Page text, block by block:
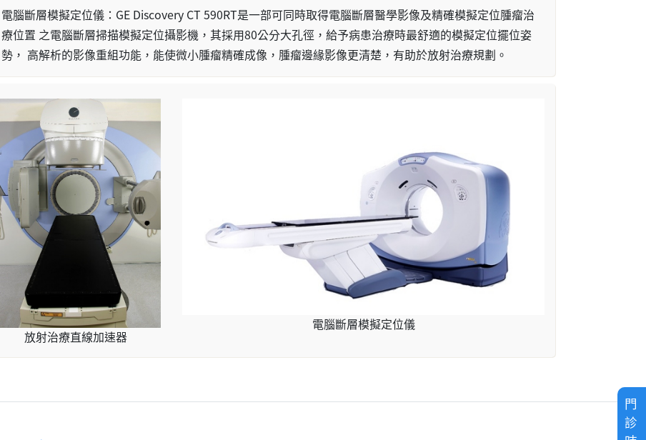
電腦斷層模擬定位儀：GE Discovery CT 590RT是一部可同時取得電腦斷層醫學影像及精確模擬定位腫瘤治
療位置 之電腦斷層掃描模擬定位攝影機，其採用80公分大孔徑，給予病患治療時最舒適的模擬定位擺位姿
勢， 高解析的影像重組功能，能使微小腫瘤精確成像，腫瘤邊緣影像更清楚，有助於放射治療規劃。
放射治療直線加速器
電腦斷層模擬定位儀
門
診